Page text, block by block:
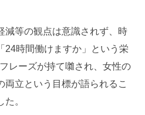
減等の観点は意識されず、時
24時間働けますか」という栄
レーズが持て囃され、女性の
立という目標が語られるこ
。